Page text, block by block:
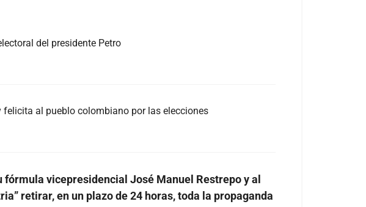
del presidente Petro
felicita al pueblo colombiano por las elecciones
fórmula vicepresidencial José Manuel Restrepo y al
retirar, en un plazo de 24 horas, toda la propaganda